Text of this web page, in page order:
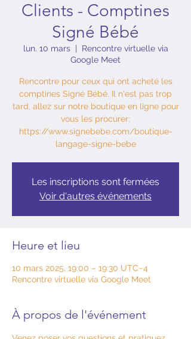
Clients - Comptines
Signé Bébé
lun. 10 mars
  |
Rencontre virtuelle via
Google Meet
Rencontre pour ceux qui ont acheté les
comptines Signé Bébé. Il n'est pas trop
tard, allez sur notre boutique en ligne pour
vous les procurer:
https://www.signebebe.com/boutique-
langage-signe-bebe
Les inscriptions sont fermées
Voir d'autres événements
Heure et lieu
10 mars 2025, 19:00 – 19:30 UTC−4
Rencontre virtuelle via Google Meet
À propos de l'événement